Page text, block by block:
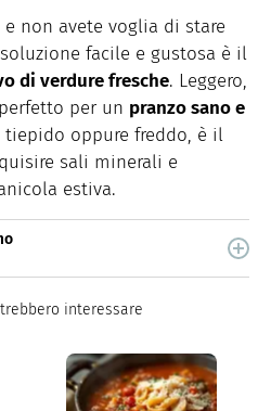
non avete voglia di stare
facile e gustosa è il
di verdure fresche. Leggero,
per un pranzo sano e
tiepido oppure freddo, è il
sali minerali e
estiva.
facili e spiegate passo passo.
interessare